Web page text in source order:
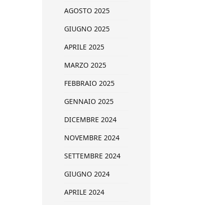
AGOSTO 2025
GIUGNO 2025
APRILE 2025
MARZO 2025
FEBBRAIO 2025
GENNAIO 2025
DICEMBRE 2024
NOVEMBRE 2024
SETTEMBRE 2024
GIUGNO 2024
APRILE 2024